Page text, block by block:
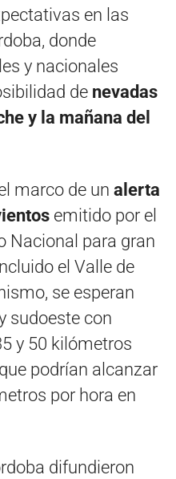
en las
donde
y nacionales
de nevadas
y la mañana del
marco de un alerta
emitido por el
Nacional para gran
el Valle de
se esperan
sudoeste con
y 50 kilómetros
podrían alcanzar
por hora en
difundieron